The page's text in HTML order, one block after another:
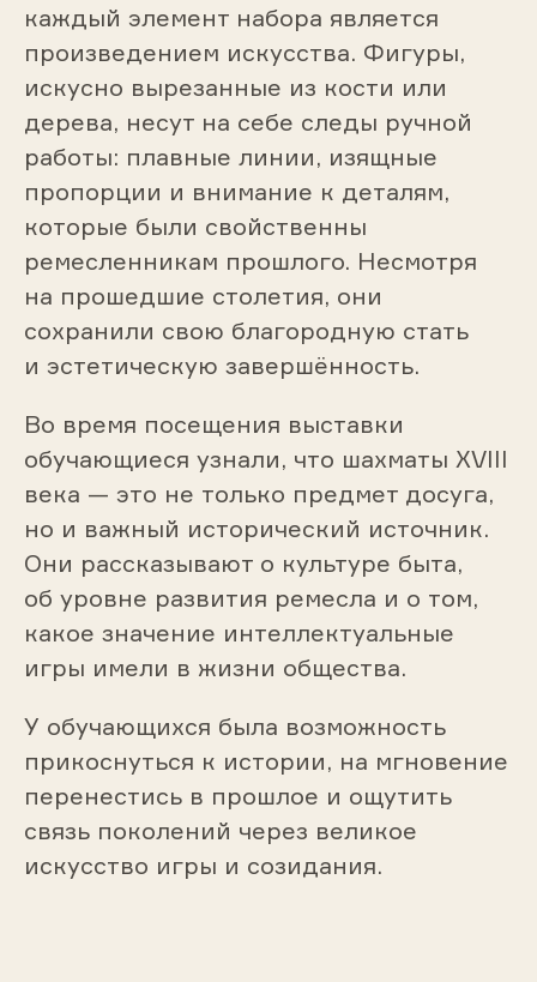
каждый элемент набора является
произведением искусства. Фигуры,
искусно вырезанные из кости или
дерева, несут на себе следы ручной
работы: плавные линии, изящные
пропорции и внимание к деталям,
которые были свойственны
ремесленникам прошлого. Несмотря
на прошедшие столетия, они
сохранили свою благородную стать
и эстетическую завершённость.
Во время посещения выставки
обучающиеся узнали, что шахматы XVIII
века — это не только предмет досуга,
но и важный исторический источник.
Они рассказывают о культуре быта,
об уровне развития ремесла и о том,
какое значение интеллектуальные
игры имели в жизни общества.
У обучающихся была возможность
прикоснуться к истории, на мгновение
перенестись в прошлое и ощутить
связь поколений через великое
искусство игры и созидания.